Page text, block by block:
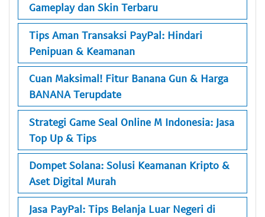
Gameplay dan Skin Terbaru
Tips Aman Transaksi PayPal: Hindari
Penipuan & Keamanan
Cuan Maksimal! Fitur Banana Gun & Harga
BANANA Terupdate
Strategi Game Seal Online M Indonesia: Jasa
Top Up & Tips
Dompet Solana: Solusi Keamanan Kripto &
Aset Digital Murah
Jasa PayPal: Tips Belanja Luar Negeri di